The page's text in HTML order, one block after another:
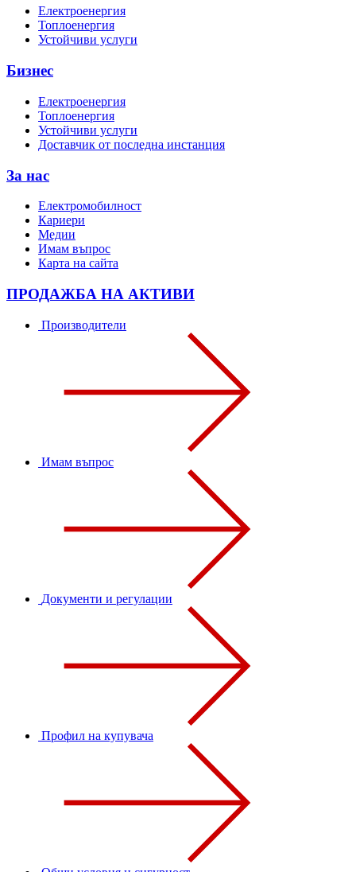
Електроенергия
Топлоенергия
Устойчиви услуги
Бизнес
Електроенергия
Топлоенергия
Устойчиви услуги
Доставчик от последна инстанция
За нас
Електромобилност
Кариери
Медии
Имам въпрос
Карта на сайта
ПРОДАЖБА НА АКТИВИ
Производители
Имам въпрос
Документи и регулации
Профил на купувача